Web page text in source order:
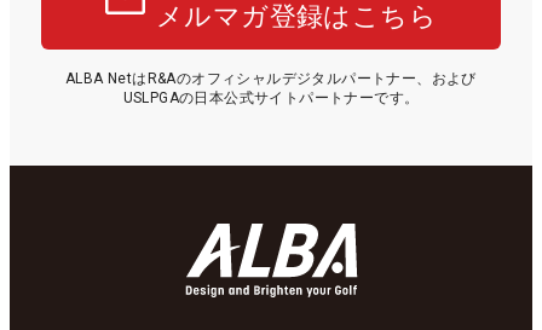
メルマガ登録はこちら
ALBA NetはR&Aのオフィシャルデジタルパートナー、および
USLPGAの日本公式サイトパートナーです。